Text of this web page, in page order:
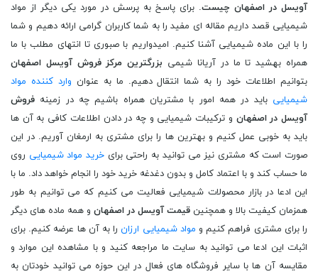
آویسل در اصفهان چیست. برای پاسخ به پرسش در مورد یکی دیگر از مواد
شیمیایی قصد داریم مقاله ای مفید را به شما کاربران گرامی ارائه دهیم و شما
را با این ماده شیمیایی آشنا کنیم. امیدواریم با صبوری تا انتهای مطلب با ما
همراه بهشید تا ما در آریانا شیمی بزرگترین مرکز فروش آویسل اصفهان
بتوانیم اطلاعات خود را به شما انتقال دهیم. ما به عنوان وارد کننده مواد
شیمیایی باید در همه امور با مشتریان همراه باشیم چه در زمینه فروش
آویسل در اصفهان و ترکیبات شیمیایی و چه در دادن اطلاعات کافی به آن ها
باید به خوبی عمل کنیم و بهترین ها را برای مشتری به ارمغان آوریم. در این
صورت است که مشتری نیز می توانید به راحتی برای خرید مواد شیمیایی روی
ما حساب کند و با اعتماد کامل و بدون دغدغه خرید خود را انجام خواهد داد. ما با
این ادعا در بازار محصولات شیمیایی فعالیت می کنیم که می توانیم به طور
همزمان کیفیت بالا و همچنین قیمت آویسل در اصفهان و همه ماده های دیگر
را برای مشتری فراهم کنیم و مواد شیمیایی ارزان را به آن ها عرضه کنیم. برای
اثبات این ادعا می توانید به سایت ما مراجعه کنید و با مشاهده این موارد و
مقایسه آن ها با سایر فروشگاه های فعال در این حوزه می توانید خودتان به